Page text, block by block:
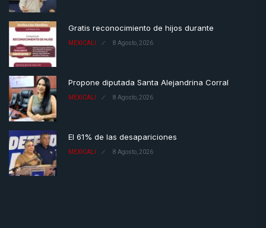
Gratis reconocimiento de hijos durante
MEXICALI 8 Agosto, 2026
Propone diputada Santa Alejandrina Corral
MEXICALI 8 Agosto, 2026
El 61% de las desapariciones
MEXICALI 8 Agosto, 2026